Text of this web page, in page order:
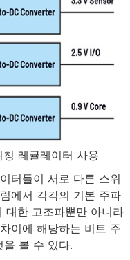
레귤레이터 사용
터들이 서로 다른 스위
에서 각각의 기본 주파
한 고조파뿐만 아니라
이에 해당하는 비트 주
볼 수 있다.